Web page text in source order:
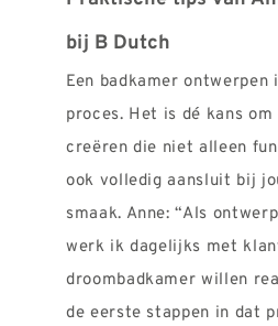
bij B Dutch
Een badkamer ontwerpen
proces. Het is dé kans
creëren die niet alleen
ook volledig aansluit bij
smaak. Anne: “Als
werk ik dagelijks met
droombadkamer willen
de eerste stappen in dat